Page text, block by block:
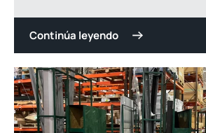
Continúa leyendo